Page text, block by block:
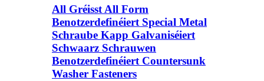
All Gréisst All Form
Benotzerdefinéiert Special Metal
Schraube Kapp Galvaniséiert
Schwaarz Schrauwen
Benotzerdefinéiert Countersunk
Washer Fasteners